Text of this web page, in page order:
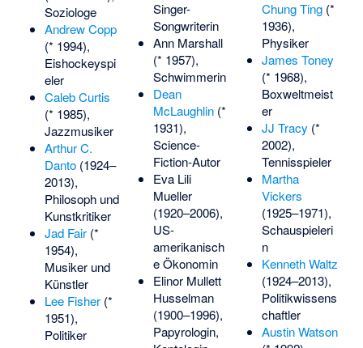
Soziologe
Andrew Copp
(* 1994),
Eishockeyspi
eler
Caleb Curtis
(* 1985),
Jazzmusiker
Arthur C.
Danto(1924–
2013),
Philosoph und
Kunstkritiker
Jad Fair(*
1954),
Musiker und
Künstler
Lee Fisher(*
1951),
Politiker
Singer-
Songwriterin
Ann Marshall
(* 1957),
Schwimmerin
Dean
McLaughlin(*
1931),
Science-
Fiction-Autor
Eva Lili
Mueller
(1920–2006),
US-
amerikanisch
e Ökonomin
Elinor Mullett
Husselman
(1900–1996),
Papyrologin,
Chung Ting(*
1936),
Physiker
James Toney
(* 1968),
Boxweltmeist
er
JJ Tracy (*
2002),
Tennisspieler
Martha
Vickers
(1925–1971),
Schauspieleri
n
Kenneth Waltz
(1924–2013),
Politikwissens
chaftler
Austin Watson